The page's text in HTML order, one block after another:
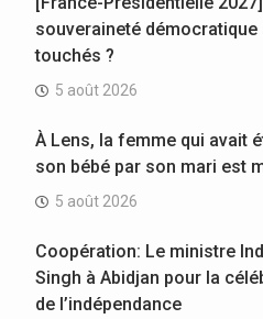
souveraineté démocratique
touchés ?
5 août 2026
À Lens, la femme qui avait
son bébé par son mari est
5 août 2026
Coopération: Le ministre
Singh à Abidjan pour la
de l’indépendance